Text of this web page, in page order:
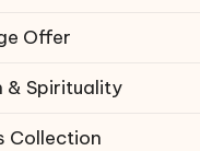
Offer
& Spirituality
Collection